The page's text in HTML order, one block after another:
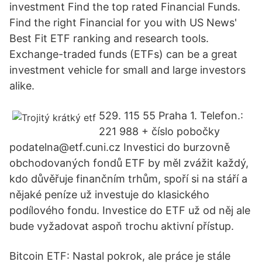
investment Find the top rated Financial Funds.
Find the right Financial for you with US News'
Best Fit ETF ranking and research tools.
Exchange-traded funds (ETFs) can be a great
investment vehicle for small and large investors
alike.
529. 115 55 Praha 1. Telefon.:
221 988 + číslo pobočky
podatelna@etf.cuni.cz Investici do burzovně
obchodovaných fondů ETF by měl zvážit každý,
kdo důvěřuje finančním trhům, spoří si na stáří a
nějaké peníze už investuje do klasického
podílového fondu. Investice do ETF už od něj ale
bude vyžadovat aspoň trochu aktivní přístup.
Bitcoin ETF: Nastal pokrok, ale práce je stále